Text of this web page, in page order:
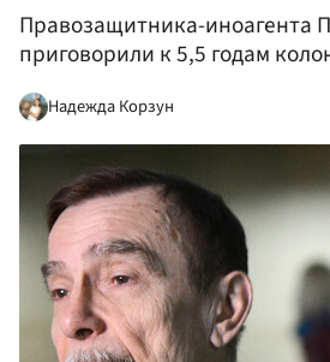
Правозащитника-иноагента
приговорили к 5,5 годам
Надежда Корзун